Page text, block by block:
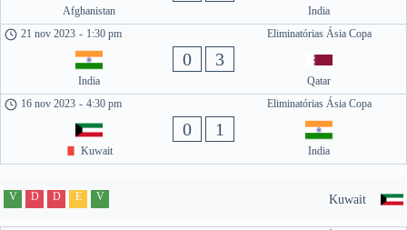
Afghanistan
India
Eliminatórias Ásia Copa
21 nov 2023 - 1:30 pm
India
0 3
Qatar
Eliminatórias Ásia Copa
16 nov 2023 - 4:30 pm
Kuwait
0 1
India
Kuwait
V D D E V